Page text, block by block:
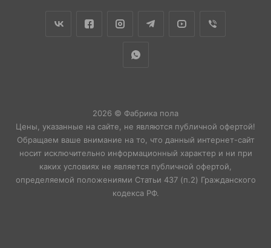
2026 © Фабрика пола
Цены, указанные на сайте, не являются публичной офертой!
Обращаем ваше внимание на то, что данный интернет-сайт
носит исключительно информационный характер и ни при
каких условиях не является публичной офертой,
определяемой положениями Статьи 437 (п.2) Гражданского
кодекса РФ.